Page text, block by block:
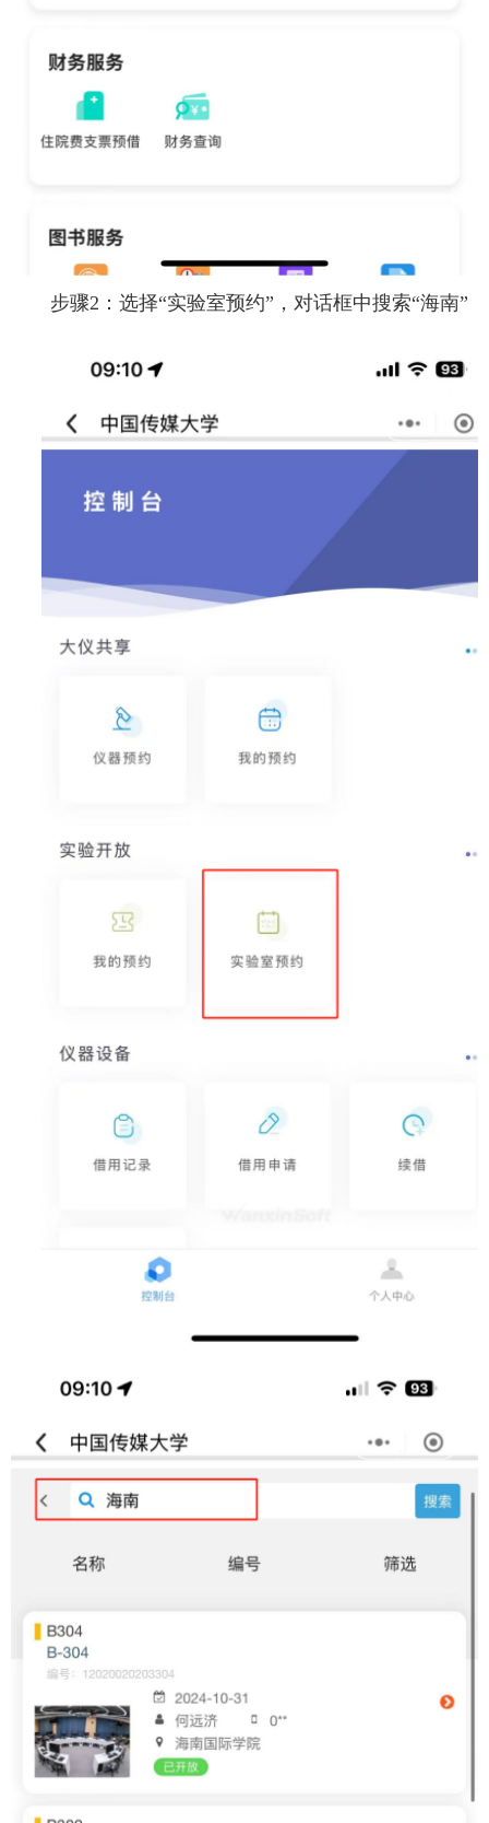
步骤2：选择“实验室预约”，对话框中搜索“海南”